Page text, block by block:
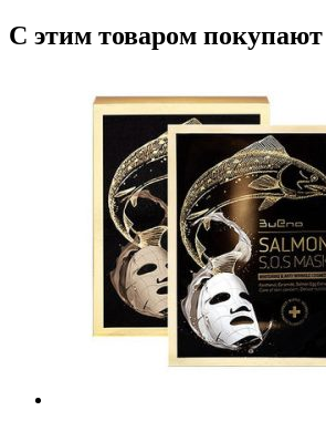
С этим товаром покупают